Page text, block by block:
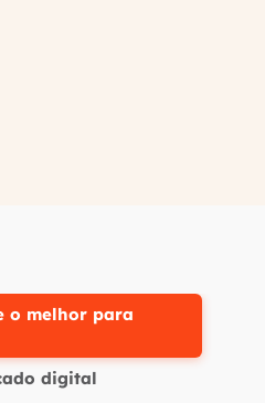
o melhor para
digital